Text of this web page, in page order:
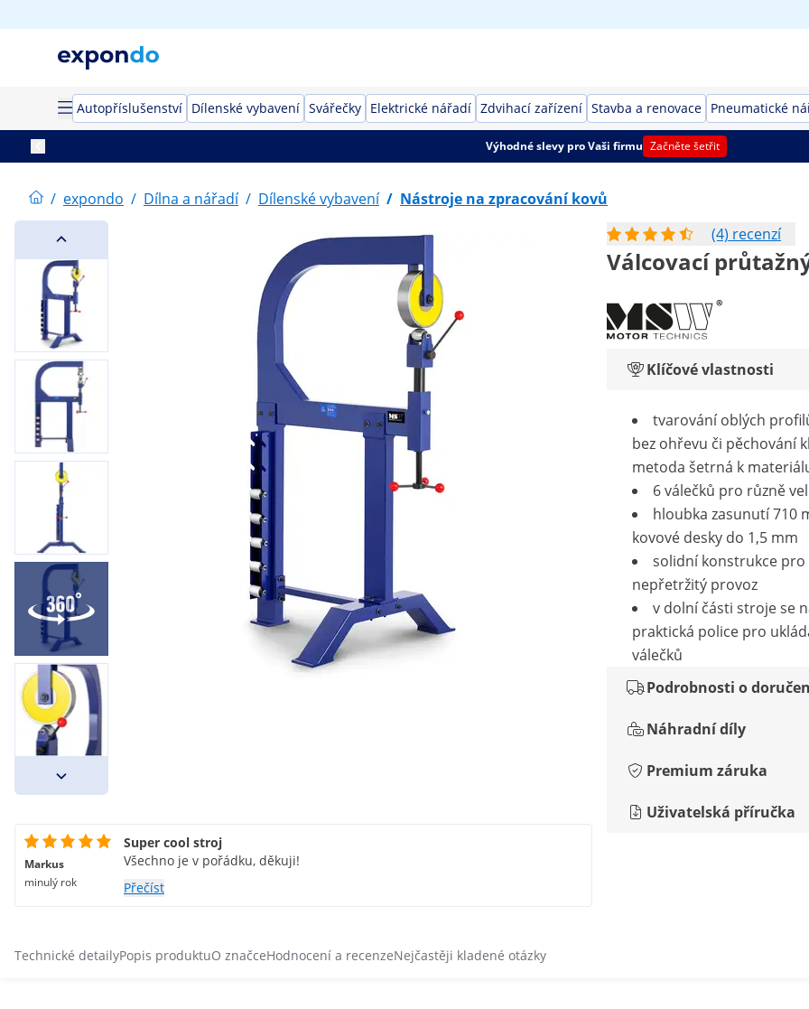
Autopříslušenství Dílenské vybavení Svářečky Elektrické nářadí Zdvihací zařízení Stavba a renovace Pneumatické
Výhodné slevy pro Vaši firmu Začněte šetřit
/ expondo / Dílna a nářadí / Dílenské vybavení / Nástroje na zpracování kovů
(4) recenzí
Válcovací
Klíčové vlastnosti
tvarování oblých
bez ohřevu či pěchování
metoda šetrná k
6 válečků pro různě
hloubka zasunutí 710
kovové desky do 1,5 mm
solidní konstrukce pro
nepřetržitý provoz
v dolní části stroje se
praktická police pro
válečků
Podrobnosti o
Náhradní díly
Premium záruka
Uživatelská příručka
Markus
minulý rok
Super cool stroj
Všechno je v pořádku, děkuji!
Přečíst
Technické detailyPopis produktuO značceHodnocení a recenzeNejčastěji kladené otázky